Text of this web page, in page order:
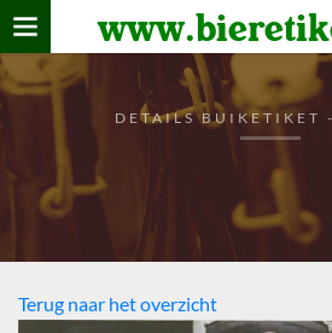
Home
verzamelen
De bierkaart
Bezoekers
DETAILS BUIKETIKET
Terug naar het overzicht